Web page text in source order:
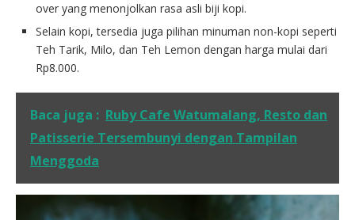
over yang menonjolkan rasa asli biji kopi.
Selain kopi, tersedia juga pilihan minuman non-kopi seperti
Teh Tarik, Milo, dan Teh Lemon dengan harga mulai dari
Rp8.000.
Baca juga : Ruby Cafe Watumalang, Resto dan
Patisserie Tersembunyi dengan Tampilan
Menggoda